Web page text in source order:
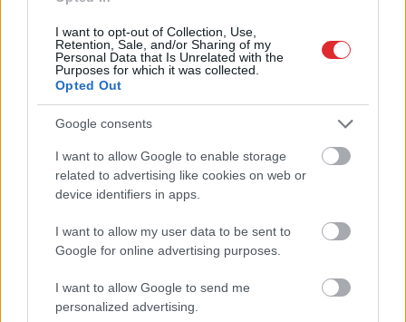
I want to opt-out of Collection, Use,
Retention, Sale, and/or Sharing of my
Personal Data that Is Unrelated with the
Purposes for which it was collected.
Opted Out
Google consents
I want to allow Google to enable storage
related to advertising like cookies on web or
device identifiers in apps.
I want to allow my user data to be sent to
Google for online advertising purposes.
I want to allow Google to send me
personalized advertising.
Putina iespējamo
nākamo soli: risks
pieaugs jau šoruden
nevaru aizmirst… Es
vairs nevēlos apmeklēt
savu draugu bēres
Atcelt Ziņot